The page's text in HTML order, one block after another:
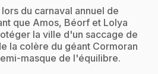
du carnaval annuel de
que Amos, Béorf et Lolya
la ville d'un saccage de
la colère du géant Cormoran
masque de l'équilibre.